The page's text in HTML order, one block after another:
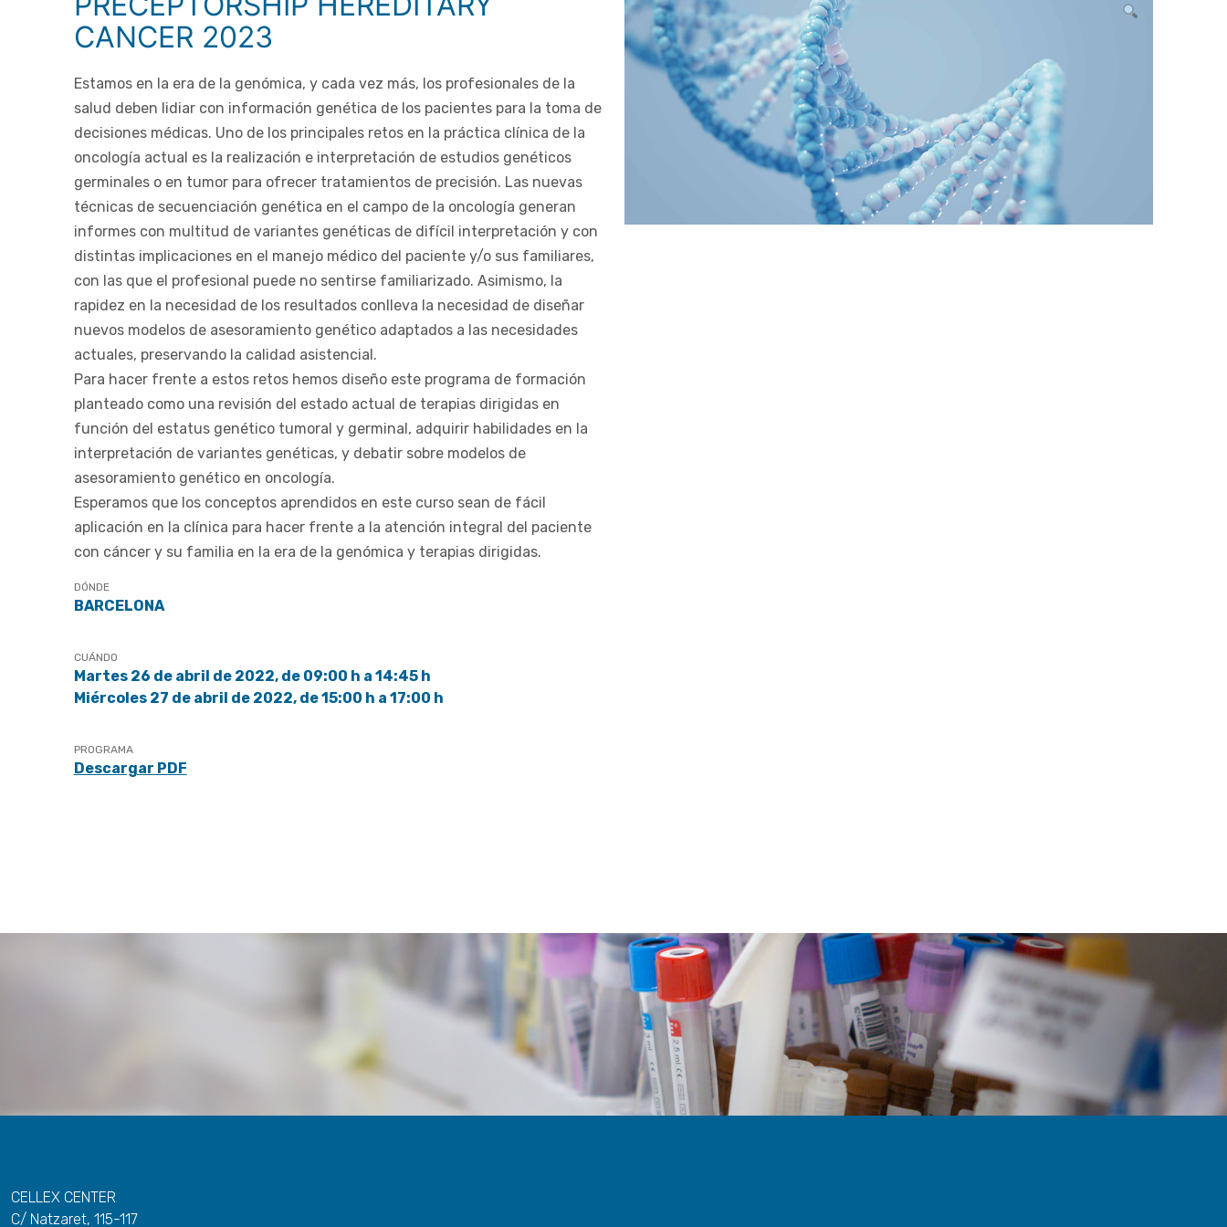
CANCER 2023
Estamos en la era de la genómica, y cada vez más, los profesionales de la
salud deben lidiar con información genética de los pacientes para la toma de
decisiones médicas. Uno de los principales retos en la práctica clínica de la
oncología actual es la realización e interpretación de estudios genéticos
germinales o en tumor para ofrecer tratamientos de precisión. Las nuevas
técnicas de secuenciación genética en el campo de la oncología generan
informes con multitud de variantes genéticas de difícil interpretación y con
distintas implicaciones en el manejo médico del paciente y/o sus familiares,
con las que el profesional puede no sentirse familiarizado. Asimismo, la
rapidez en la necesidad de los resultados conlleva la necesidad de diseñar
nuevos modelos de asesoramiento genético adaptados a las necesidades
actuales, preservando la calidad asistencial.
Para hacer frente a estos retos hemos diseño este programa de formación
planteado como una revisión del estado actual de terapias dirigidas en
función del estatus genético tumoral y germinal, adquirir habilidades en la
interpretación de variantes genéticas, y debatir sobre modelos de
asesoramiento genético en oncología.
Esperamos que los conceptos aprendidos en este curso sean de fácil
aplicación en la clínica para hacer frente a la atención integral del paciente
con cáncer y su familia en la era de la genómica y terapias dirigidas.
DÓNDE
BARCELONA
CUÁNDO
Martes 26 de abril de 2022, de 09:00 h a 14:45 h
Miércoles 27 de abril de 2022, de 15:00 h a 17:00 h
PROGRAMA
Descargar PDF
CELLEX CENTER
C/ Natzaret, 115-117